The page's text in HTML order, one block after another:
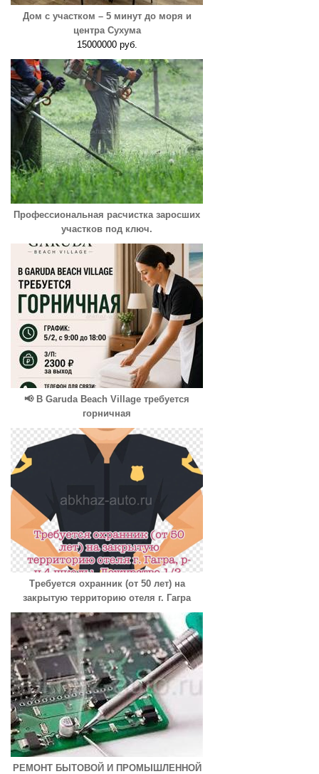
Дом с участком – 5 минут до моря и
центра Сухума
15000000 руб.
Профессиональная расчистка заросших
участков под ключ.
📢 В Garuda Beach Village требуется
горничная
Требуется охранник (от 50 лет) на
закрытую территорию отеля г. Гагра
РЕМОНТ БЫТОВОЙ И ПРОМЫШЛЕННОЙ